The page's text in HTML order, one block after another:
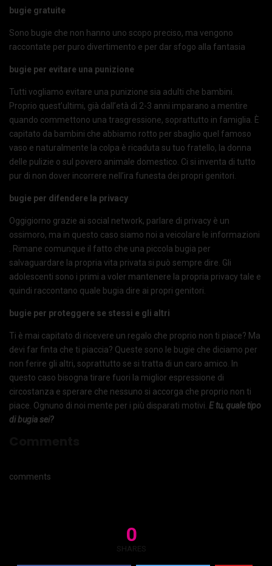
bugie gratuite
Sono bugie che non hanno uno scopo preciso, ma vengono
raccontate per puro divertimento e per dar sfogo alla fantasia
bugie per evitare una punizione
Tutti vogliamo evitare una punizione sia adulti che bambini.
Proprio quest’ultimi, già dall’età di 2-3 anni imparano a mentire
quando commettono una trasgressione, soprattutto in famiglia. È
capitato da bambini che abbiamo rotto per sbaglio quel famoso
vaso e naturalmente la colpa è ricaduta su tuo fratello, la donna
delle pulizie o sul povero animale domestico. Ci si inventa di tutto
pur di non dover incorrere nell’ira funesta dei propri genitori.
bugie per difendere la privacy
Oggigiorno grazie ai social network, parlare di privacy è un
ossimoro, ma in questo caso siamo noi a veicolare le informazioni
. Rimane comunque il fatto che una piccola bugia per
salvaguardare la propria vita privata si può sempre dire. Gli
adolescenti sono i primi a voler mantenere la propria privacy tale e
quindi raccontano quale bugia dire ai propri genitori.
bugie per proteggere se stessi e gli altri
Ti è mai capitato di ricevere un regalo che proprio non ti piace? Ma
devi far finta che ti piaccia? Queste sono le bugie che diciamo per
non ferire gli altri, soprattutto se si tratta di un caro amico. In
questo caso bisogna tirare fuori la miglior espressione di
circostanza e sperare che nessuno si accorga che proprio non ti
piace. Ognuno di noi mente per i più disparati motivi. E tu, quale tipo
di bugia sei?
comments
0
SHARES